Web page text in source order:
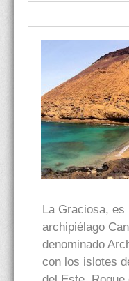
La Graciosa,
archipiélago
denominado
con los islotes